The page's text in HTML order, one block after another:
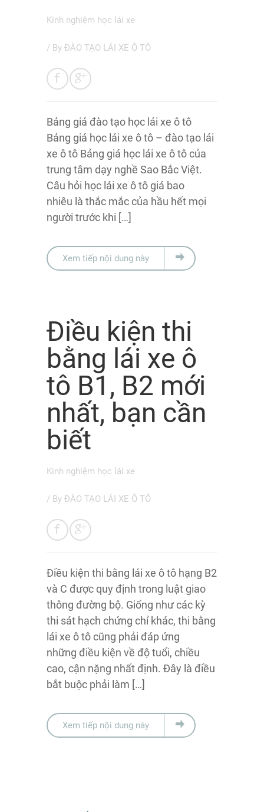
Kinh nghiệm học lái xe
/ By ĐÀO TẠO LÁI XE Ô TÔ
Bảng giá đào tạo học lái xe ô tô
Bảng giá học lái xe ô tô – đào tạo lái
xe ô tô Bảng giá học lái xe ô tô của
trung tâm dạy nghề Sao Bắc Việt.
Câu hỏi học lái xe ô tô giá bao
nhiêu là thắc mắc của hầu hết mọi
người trước khi […]
Xem tiếp nội dung này
Điều kiện thi
bằng lái xe ô
tô B1, B2 mới
nhất, bạn cần
biết
Kinh nghiệm học lái xe
/ By ĐÀO TẠO LÁI XE Ô TÔ
Điều kiện thi bằng lái xe ô tô hạng B2
và C được quy định trong luật giao
thông đường bộ. Giống như các kỳ
thi sát hạch chứng chỉ khác, thi bằng
lái xe ô tô cũng phải đáp ứng
những điều kiện về độ tuổi, chiều
cao, cận nặng nhất định. Đây là điều
bắt buộc phải làm […]
Xem tiếp nội dung này